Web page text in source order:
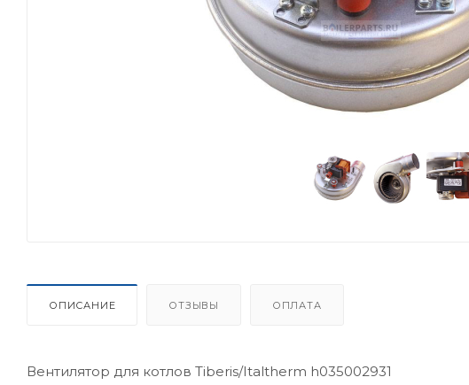
ОПИСАНИЕ ОТЗЫВЫ ОПЛАТА
Вентилятор для котлов Tiberis/Italtherm h035002931